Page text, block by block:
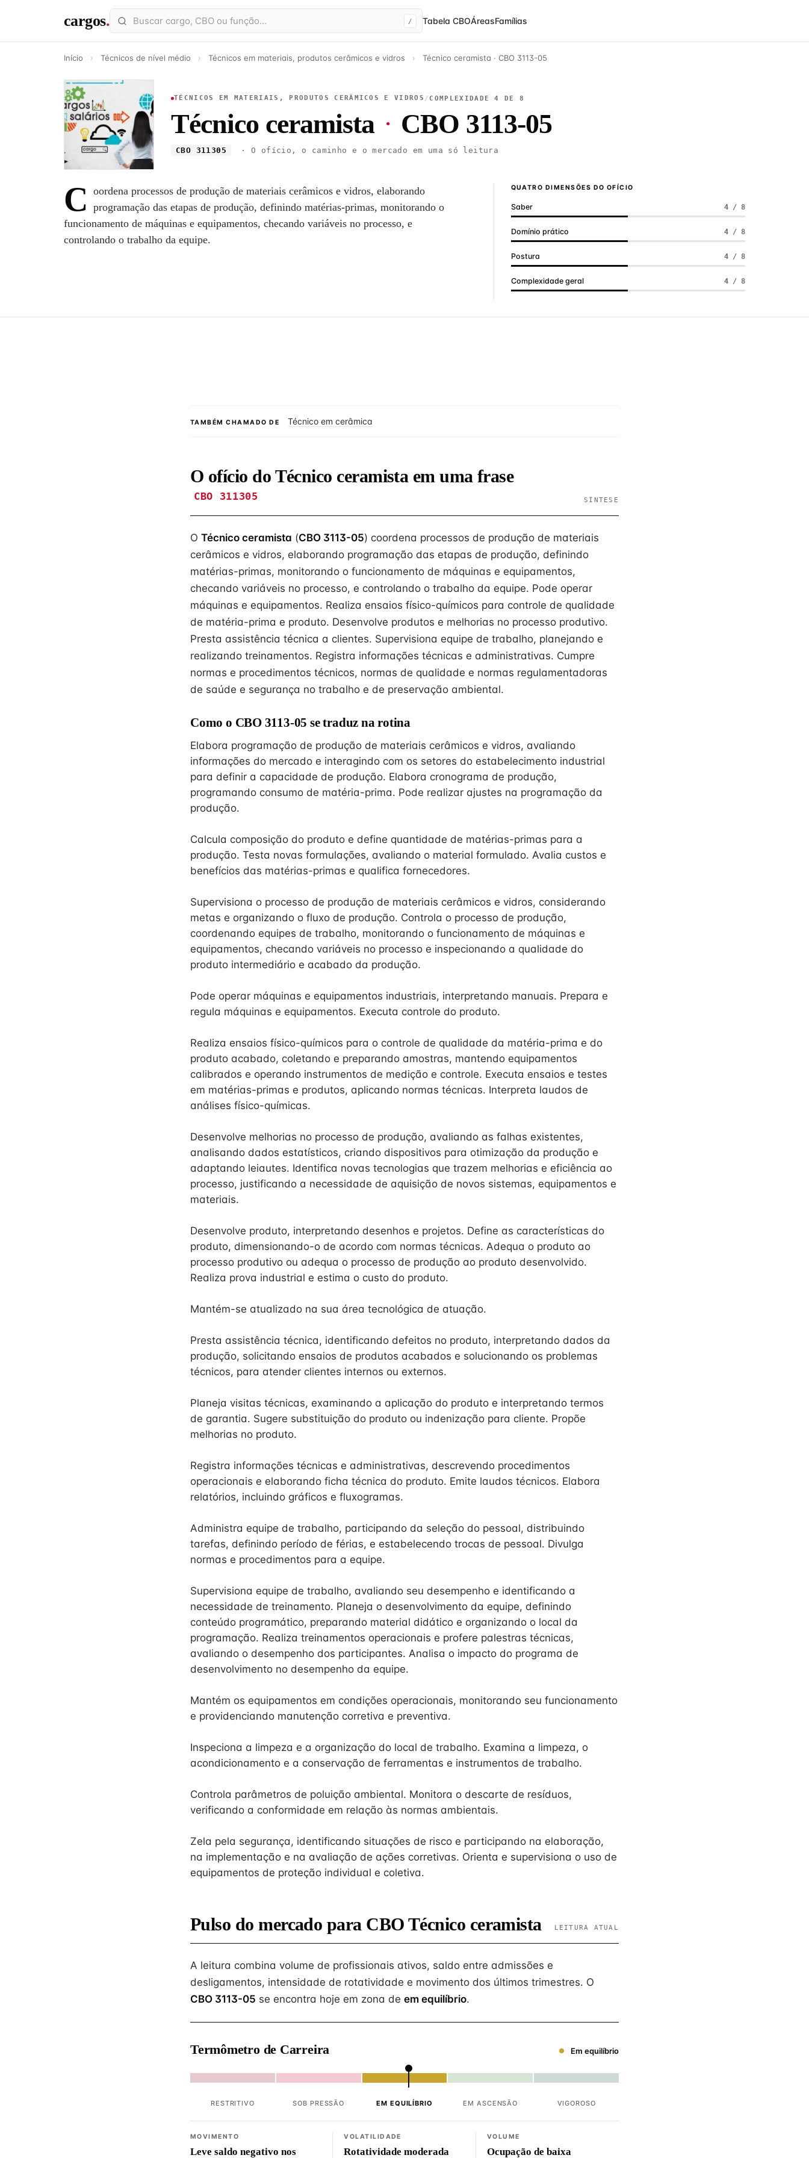
cargos. / Tabela CBOÁreasFamílias
Início › Técnicos de nível médio › Técnicos em materiais, produtos cerâmicos e vidros › Técnico ceramista · CBO 3113-05
TÉCNICOS EM MATERIAIS, PRODUTOS CERÂMICOS E VIDROS / COMPLEXIDADE 4 DE 8
Técnico ceramista · CBO 3113-05
CBO 311305 · O ofício, o caminho e o mercado em uma só leitura
C oordena processos de produção de materiais cerâmicos e vidros, elaborando
programação das etapas de produção, definindo matérias-primas, monitorando o
funcionamento de máquinas e equipamentos, checando variáveis no processo, e
controlando o trabalho da equipe.
QUATRO DIMENSÕES DO OFÍCIO
Saber 4 / 8
Domínio prático 4 / 8
Postura 4 / 8
Complexidade geral 4 / 8
TAMBÉM CHAMADO DE Técnico em cerâmica
O ofício do Técnico ceramista em uma frase
CBO 311305 SÍNTESE
O Técnico ceramista (CBO 3113-05) coordena processos de produção de materiais
cerâmicos e vidros, elaborando programação das etapas de produção, definindo
matérias-primas, monitorando o funcionamento de máquinas e equipamentos,
checando variáveis no processo, e controlando o trabalho da equipe. Pode operar
máquinas e equipamentos. Realiza ensaios físico-químicos para controle de qualidade
de matéria-prima e produto. Desenvolve produtos e melhorias no processo produtivo.
Presta assistência técnica a clientes. Supervisiona equipe de trabalho, planejando e
realizando treinamentos. Registra informações técnicas e administrativas. Cumpre
normas e procedimentos técnicos, normas de qualidade e normas regulamentadoras
de saúde e segurança no trabalho e de preservação ambiental.
Como o CBO 3113-05 se traduz na rotina
Elabora programação de produção de materiais cerâmicos e vidros, avaliando
informações do mercado e interagindo com os setores do estabelecimento industrial
para definir a capacidade de produção. Elabora cronograma de produção,
programando consumo de matéria-prima. Pode realizar ajustes na programação da
produção.
Calcula composição do produto e define quantidade de matérias-primas para a
produção. Testa novas formulações, avaliando o material formulado. Avalia custos e
benefícios das matérias-primas e qualifica fornecedores.
Supervisiona o processo de produção de materiais cerâmicos e vidros, considerando
metas e organizando o fluxo de produção. Controla o processo de produção,
coordenando equipes de trabalho, monitorando o funcionamento de máquinas e
equipamentos, checando variáveis no processo e inspecionando a qualidade do
produto intermediário e acabado da produção.
Pode operar máquinas e equipamentos industriais, interpretando manuais. Prepara e
regula máquinas e equipamentos. Executa controle do produto.
Realiza ensaios físico-químicos para o controle de qualidade da matéria-prima e do
produto acabado, coletando e preparando amostras, mantendo equipamentos
calibrados e operando instrumentos de medição e controle. Executa ensaios e testes
em matérias-primas e produtos, aplicando normas técnicas. Interpreta laudos de
análises físico-químicas.
Desenvolve melhorias no processo de produção, avaliando as falhas existentes,
analisando dados estatísticos, criando dispositivos para otimização da produção e
adaptando leiautes. Identifica novas tecnologias que trazem melhorias e eficiência ao
processo, justificando a necessidade de aquisição de novos sistemas, equipamentos e
materiais.
Desenvolve produto, interpretando desenhos e projetos. Define as características do
produto, dimensionando-o de acordo com normas técnicas. Adequa o produto ao
processo produtivo ou adequa o processo de produção ao produto desenvolvido.
Realiza prova industrial e estima o custo do produto.
Mantém-se atualizado na sua área tecnológica de atuação.
Presta assistência técnica, identificando defeitos no produto, interpretando dados da
produção, solicitando ensaios de produtos acabados e solucionando os problemas
técnicos, para atender clientes internos ou externos.
Planeja visitas técnicas, examinando a aplicação do produto e interpretando termos
de garantia. Sugere substituição do produto ou indenização para cliente. Propõe
melhorias no produto.
Registra informações técnicas e administrativas, descrevendo procedimentos
operacionais e elaborando ficha técnica do produto. Emite laudos técnicos. Elabora
relatórios, incluindo gráficos e fluxogramas.
Administra equipe de trabalho, participando da seleção do pessoal, distribuindo
tarefas, definindo período de férias, e estabelecendo trocas de pessoal. Divulga
normas e procedimentos para a equipe.
Supervisiona equipe de trabalho, avaliando seu desempenho e identificando a
necessidade de treinamento. Planeja o desenvolvimento da equipe, definindo
conteúdo programático, preparando material didático e organizando o local da
programação. Realiza treinamentos operacionais e profere palestras técnicas,
avaliando o desempenho dos participantes. Analisa o impacto do programa de
desenvolvimento no desempenho da equipe.
Mantém os equipamentos em condições operacionais, monitorando seu funcionamento
e providenciando manutenção corretiva e preventiva.
Inspeciona a limpeza e a organização do local de trabalho. Examina a limpeza, o
acondicionamento e a conservação de ferramentas e instrumentos de trabalho.
Controla parâmetros de poluição ambiental. Monitora o descarte de resíduos,
verificando a conformidade em relação às normas ambientais.
Zela pela segurança, identificando situações de risco e participando na elaboração,
na implementação e na avaliação de ações corretivas. Orienta e supervisiona o uso de
equipamentos de proteção individual e coletiva.
Pulso do mercado para CBO Técnico ceramista LEITURA ATUAL
A leitura combina volume de profissionais ativos, saldo entre admissões e
desligamentos, intensidade de rotatividade e movimento dos últimos trimestres. O
CBO 3113-05 se encontra hoje em zona de em equilíbrio.
Termômetro de Carreira Em equilíbrio
RESTRITIVO SOB PRESSÃO EM EQUILÍBRIO EM ASCENSÃO VIGOROSO
MOVIMENTO
Leve saldo negativo nos
VOLATILIDADE
Rotatividade moderada
VOLUME
Ocupação de baixa